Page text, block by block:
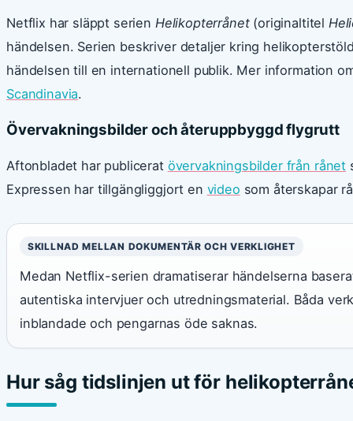
Netflix har släppt serien Helikopterrånet(originaltitel
händelsen. Serien beskriver detaljer kring
händelsen till en internationell publik. Mer information
Scandinavia.
Övervakningsbilder och återuppbyggd flygrutt
Aftonbladet har publicerat övervakningsbilder från rånet
Expressen har tillgängliggjort en video som återskapar
SKILLNAD MELLAN DOKUMENTÄR OCH VERKLIGHET
Medan Netflix-serien dramatiserar händelserna
autentiska intervjuer och utredningsmaterial. Båda
inblandade och pengarnas öde saknas.
Hur såg tidslinjen ut för